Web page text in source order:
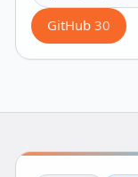
GitHub 30